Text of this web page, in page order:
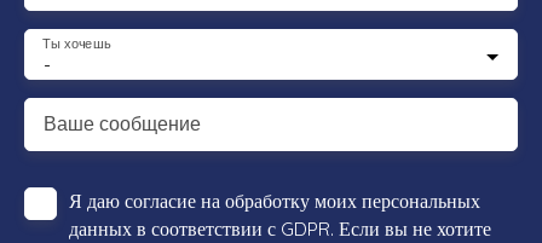
-
Ты хочешь
Ваше сообщение
Я даю согласие на обработку моих персональных
данных в соответствии с GDPR. Если вы не хотите